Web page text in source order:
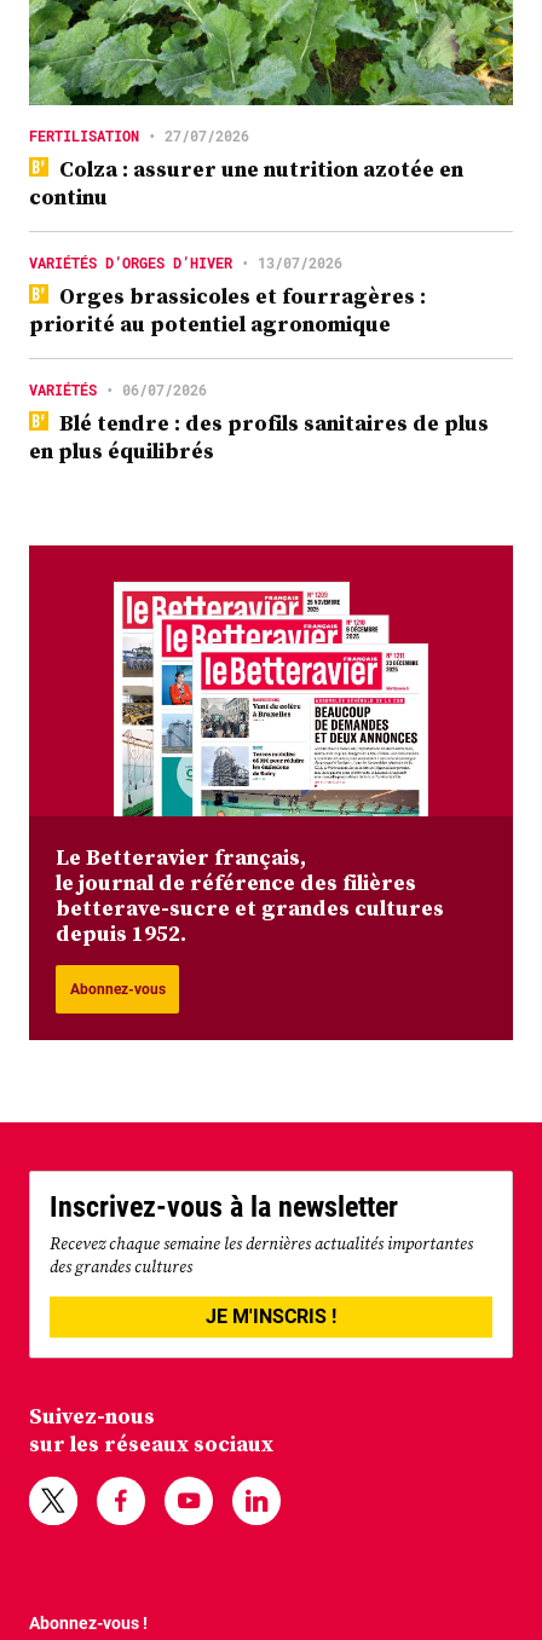
FERTILISATION • 27/07/2026
Colza : assurer une nutrition azotée en
continu
VARIÉTÉS D’ORGES D’HIVER • 13/07/2026
Orges brassicoles et fourragères :
priorité au potentiel agronomique
VARIÉTÉS • 06/07/2026
Blé tendre : des profils sanitaires de plus
en plus équilibrés
Le Betteravier français,
le journal de référence des filières
betterave-sucre et grandes cultures
depuis 1952.
Abonnez-vous
Inscrivez-vous à la newsletter
Recevez chaque semaine les dernières actualités importantes
des grandes cultures
JE M'INSCRIS !
Suivez-nous
sur les réseaux sociaux
Abonnez-vous !